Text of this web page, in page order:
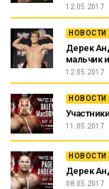
12.05.2017
НОВОСТИ
Дерек
мальчик
12.05.2017
НОВОСТИ
11.05.2017
НОВОСТИ
Дерек
08.05.2017